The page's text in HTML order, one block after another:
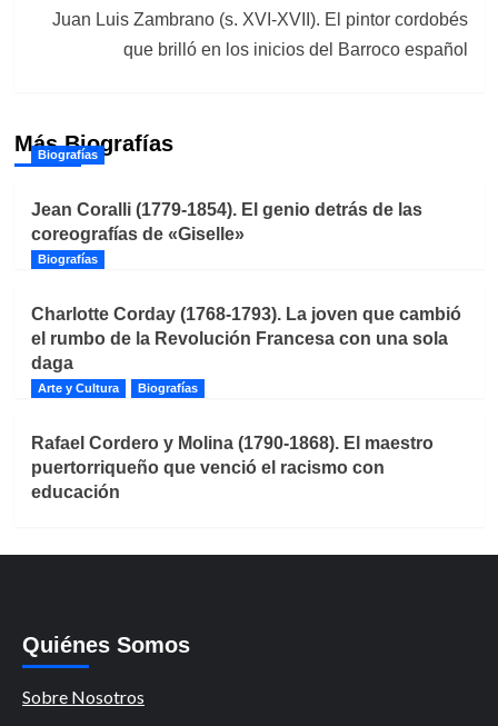
Juan Luis Zambrano (s. XVI-XVII). El pintor cordobés
que brilló en los inicios del Barroco español
Más Biografías
Biografías
Jean Coralli (1779-1854). El genio detrás de las
coreografías de «Giselle»
Biografías
Charlotte Corday (1768-1793). La joven que cambió
el rumbo de la Revolución Francesa con una sola
daga
Arte y Cultura Biografías
Rafael Cordero y Molina (1790-1868). El maestro
puertorriqueño que venció el racismo con
educación
Quiénes Somos
Sobre Nosotros